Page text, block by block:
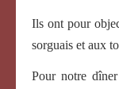
Ils ont pour
sorguais et aux
Pour notre